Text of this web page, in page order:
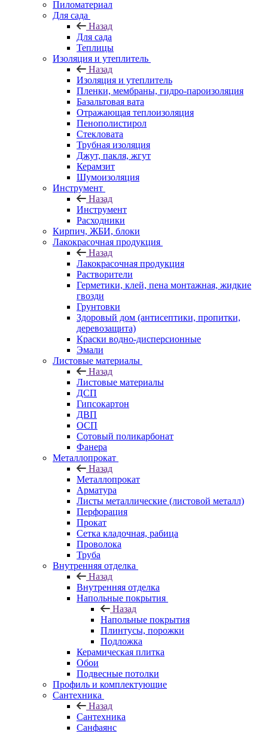
Пиломатериал
Для сада
Назад
Для сада
Теплицы
Изоляция и утеплитель
Назад
Изоляция и утеплитель
Пленки, мембраны, гидро-пароизоляция
Базальтовая вата
Отражающая теплоизоляция
Пенополистирол
Стекловата
Трубная изоляция
Джут, пакля, жгут
Керамзит
Шумоизоляция
Инструмент
Назад
Инструмент
Расходники
Кирпич, ЖБИ, блоки
Лакокрасочная продукция
Назад
Лакокрасочная продукция
Растворители
Герметики, клей, пена монтажная, жидкие
гвозди
Грунтовки
Здоровый дом (антисептики, пропитки,
деревозащита)
Краски водно-дисперсионные
Эмали
Листовые материалы
Назад
Листовые материалы
ДСП
Гипсокартон
ДВП
ОСП
Сотовый поликарбонат
Фанера
Металлопрокат
Назад
Металлопрокат
Арматура
Листы металлические (листовой металл)
Перфорация
Прокат
Сетка кладочная, рабица
Проволока
Труба
Внутренняя отделка
Назад
Внутренняя отделка
Напольные покрытия
Назад
Напольные покрытия
Плинтусы, порожки
Подложка
Керамическая плитка
Обои
Подвесные потолки
Профиль и комплектующие
Сантехника
Назад
Сантехника
Санфаянс